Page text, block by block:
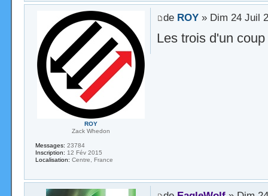
de ROY» Dim 24 Juil
Les trois d'un
ROY
Zack Whedon
Messages: 23784
Inscription: 12 Fév 2015
Localisation: Centre, France